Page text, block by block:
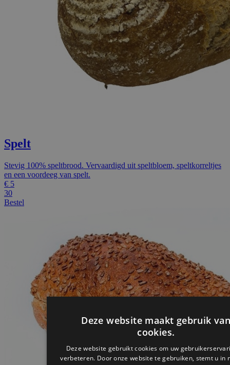
Spelt
Stevig 100% speltbrood. Vervaardigd uit speltbloem, speltkorreltjes
en een voordeeg van spelt.
€ 5
30
Bestel